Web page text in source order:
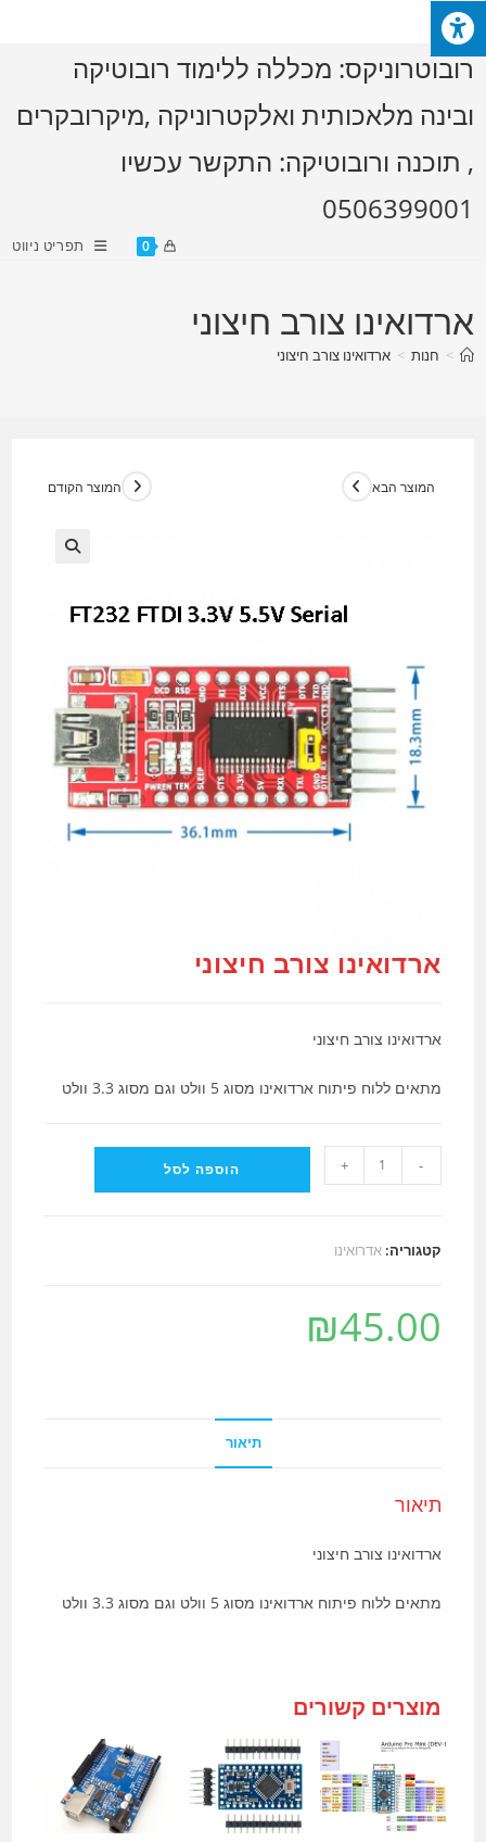
Skip
to
content
רובוטרוניקס: מכללה ללימוד רובוטיקה
ובינה מלאכותית ואלקטרוניקה ,מיקרובקרים
, תוכנה ורובוטיקה: התקשר עכשיו
0506399001
0 תפריט ניווט
ארדואינו צורב חיצוני
> חנות > ארדואינו צורב חיצוני
המוצר הקודם המוצר הבא
ארדואינו צורב חיצוני
ארדואינו צורב חיצוני
מתאים ללוח פיתוח ארדואינו מסוג 5 וולט וגם מסוג 3.3 וולט
של
-
+ הוספה לסל
קטגוריה:אדרואינו
₪45.00
תיאור
תיאור
ארדואינו צורב חיצוני
מתאים ללוח פיתוח ארדואינו מסוג 5 וולט וגם מסוג 3.3 וולט
מוצרים קשורים